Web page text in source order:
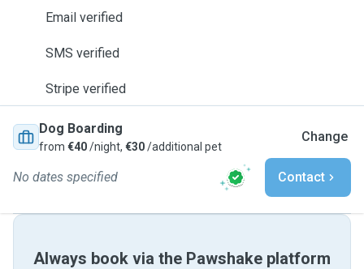
Email verified
SMS verified
Stripe verified
Dog Boarding
from €40/night, €30/additional pet
Change
No dates specified Contact
Always book via the Pawshake platform